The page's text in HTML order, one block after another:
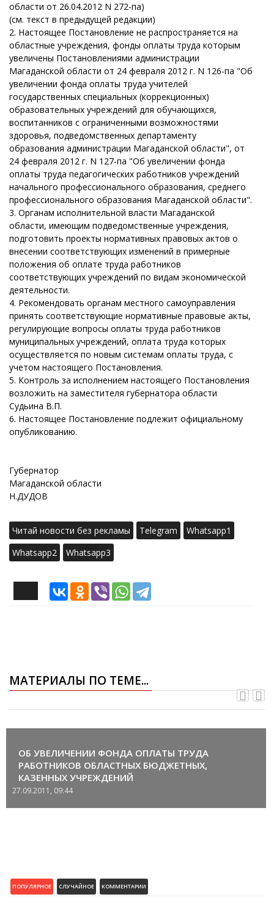
области от 26.04.2012 N 272-па)
(см. текст в предыдущей редакции)
2. Настоящее Постановление не распространяется на
областные учреждения, фонды оплаты труда которым
увеличены Постановлениями администрации
Магаданской области от 24 февраля 2012 г. N 126-па "Об
увеличении фонда оплаты труда учителей
государственных специальных (коррекционных)
образовательных учреждений для обучающихся,
воспитанников с ограниченными возможностями
здоровья, подведомственных департаменту
образования администрации Магаданской области", от
24 февраля 2012 г. N 127-па "Об увеличении фонда
оплаты труда педагогических работников учреждений
начального профессионального образования, среднего
профессионального образования Магаданской области".
3. Органам исполнительной власти Магаданской
области, имеющим подведомственные учреждения,
подготовить проекты нормативных правовых актов о
внесении соответствующих изменений в примерные
положения об оплате труда работников
соответствующих учреждений по видам экономической
деятельности.
4. Рекомендовать органам местного самоуправления
принять соответствующие нормативные правовые акты,
регулирующие вопросы оплаты труда работников
муниципальных учреждений, оплата труда которых
осуществляется по новым системам оплаты труда, с
учетом настоящего Постановления.
5. Контроль за исполнением настоящего Постановления
возложить на заместителя губернатора области
Судьина В.П.
6. Настоящее Постановление подлежит официальному
опубликованию.
Губернатор
Магаданской области
Н.ДУДОВ
Читай новости без рекламы Telegram
Whatsapp1
Whatsapp2
Whatsapp3
МАТЕРИАЛЫ ПО ТЕМЕ...
ОБ УВЕЛИЧЕНИИ ФОНДА ОПЛАТЫ ТРУДА
РАБОТНИКОВ ОБЛАСТНЫХ БЮДЖЕТНЫХ,
КАЗЕННЫХ УЧРЕЖДЕНИЙ
27.09.2011, 09:44
ПОПУЛЯРНОЕ СЛУЧАЙНОЕ КОММЕНТАРИИ